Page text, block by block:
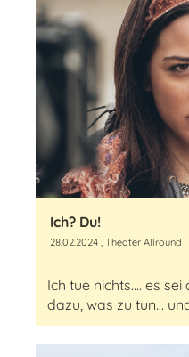
Ich? Du!
28.02.2024 , Theater Allround
Ich tue nichts.... es
dazu, was zu tun...